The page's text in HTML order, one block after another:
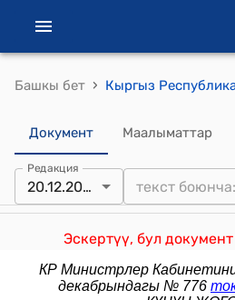
Башкы бет ›
Документ Маалыматтар
Редакция
20.12.2024
Эскертүү, бул